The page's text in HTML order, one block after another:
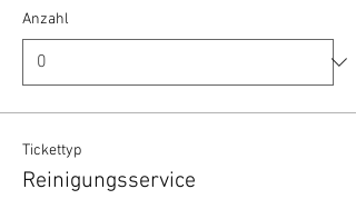
Anzahl
Tickettyp
Reinigungsservice